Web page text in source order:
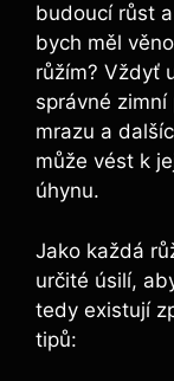
budoucí růst
bych měl
růžím? Vždyť
správné
mrazu a
může vést k
úhynu.
Jako každá
určité úsilí,
tedy existují
tipů: